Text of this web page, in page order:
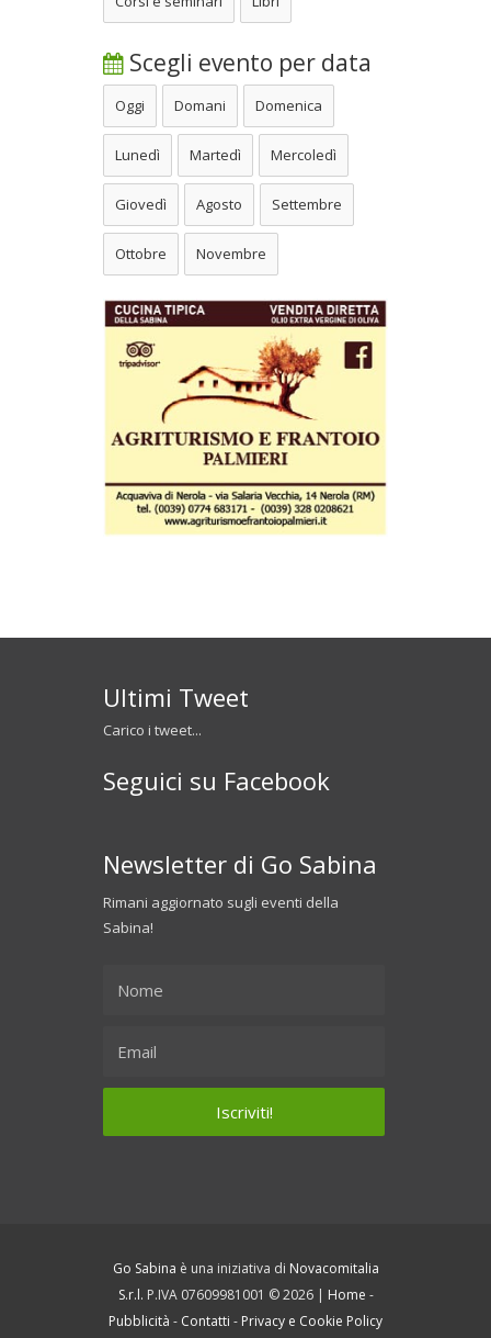
Scegli evento per data
Oggi Domani Domenica
Lunedì Martedì Mercoledì
Giovedì Agosto Settembre
Ottobre Novembre
Ultimi Tweet
Carico i tweet...
Seguici su Facebook
Newsletter di Go Sabina
Rimani aggiornato sugli eventi della
Sabina!
Go Sabina è una iniziativa di Novacomitalia
S.r.l. P.IVA 07609981001 © 2026 | Home -
Pubblicità - Contatti - Privacy e Cookie Policy